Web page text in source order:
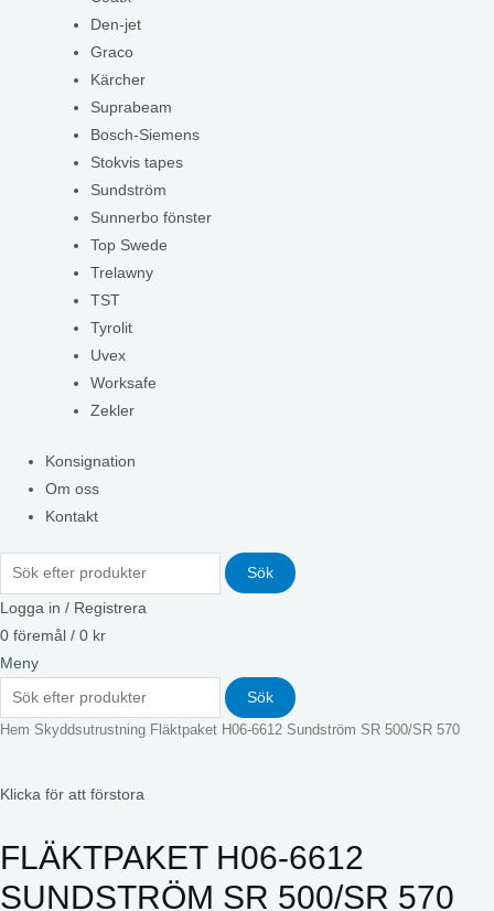
Den-jet
Graco
Kärcher
Suprabeam
Bosch-Siemens
Stokvis tapes
Sundström
Sunnerbo fönster
Top Swede
Trelawny
TST
Tyrolit
Uvex
Worksafe
Zekler
Konsignation
Om oss
Kontakt
Sök
Logga in / Registrera
0 föremål / 0 kr
Meny
Sök
Hem Skyddsutrustning Fläktpaket H06-6612 Sundström SR 500/SR 570
Klicka för att förstora
FLÄKTPAKET H06-6612
SUNDSTRÖM SR 500/SR 570